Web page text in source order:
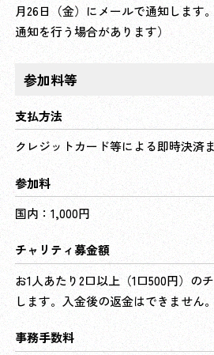
月26日（金）にメールで通知します
通知を行う場合があります）
参加料等
支払方法
クレジットカード等による即時決済
参加料
国内：1,000円
チャリティ募金額
お1人あたり2口以上（1口500円）の
します。入金後の返金はできません。
事務手数料